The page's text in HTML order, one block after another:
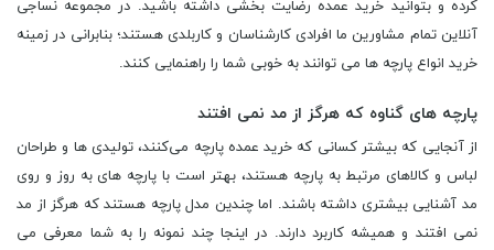
کرده و بتوانید خرید عمده رضایت بخشی داشته باشید. در مجموعه نساجی
آنلاین تمام مشاورین ما افرادی کارشناسان و کاربلدی هستند؛ بنابرانی در زمینه
خرید انواع پارچه ها می توانند به خوبی شما را راهنمایی کنند.
پارچه‌ های گناوه که هرگز از مد نمی ‌افتند
از آنجایی که بیشتر کسانی که خرید عمده پارچه می‌کنند، تولیدی ‌ها و طراحان
لباس و کالاهای مرتبط به پارچه هستند،‌ بهتر است با پارچه ‌های به روز و روی
مد آشنایی بیشتری داشته باشند. اما چندین مدل پارچه هستند که هرگز از مد
نمی ‌افتند و همیشه کاربرد دارند. در اینجا چند نمونه را به شما معرفی می‌